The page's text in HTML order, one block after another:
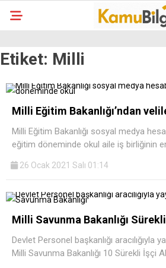
Etiket: Milli
Milli Eğitim Bakanlığı’ndan
Milli Eğitim Bakanlığı sosyal medya
eğitim döneminde okul aile iş birliğinin
26 Ocak 2021 Salı 01:14
Milli Savunma Bakanlığı
Devlet Personel başkanlığı aracılığıyla
Milli Savunma Bakanlığı 10 Sürekli İşçi